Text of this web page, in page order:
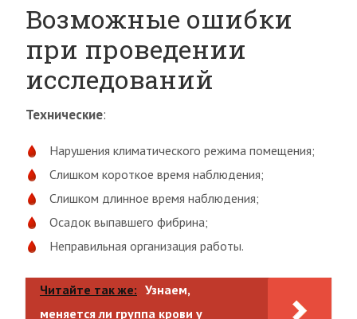
Возможные ошибки
при проведении
исследований
Технические:
Нарушения климатического режима помещения;
Слишком короткое время наблюдения;
Слишком длинное время наблюдения;
Осадок выпавшего фибрина;
Неправильная организация работы.
Читайте так же: Узнаем,
меняется ли группа крови у